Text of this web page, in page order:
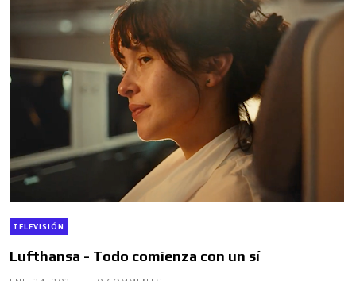
TELEVISIÓN
Lufthansa - Todo comienza con un sí